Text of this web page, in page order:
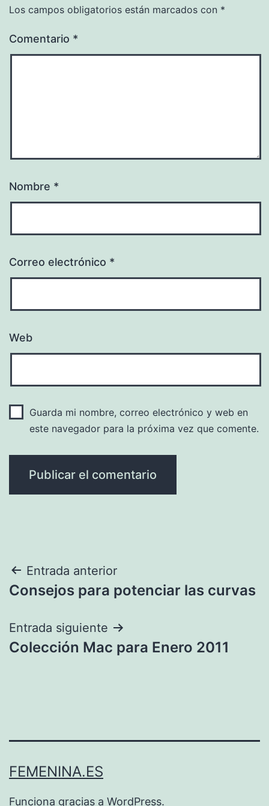
Los campos obligatorios están marcados con *
Comentario *
Nombre *
Correo electrónico *
Web
Guarda mi nombre, correo electrónico y web en
este navegador para la próxima vez que comente.
Navegación
de
entradas
Entrada anterior
Consejos para potenciar las curvas
Entrada siguiente
Colección Mac para Enero 2011
FEMENINA.ES
Funciona gracias a WordPress.